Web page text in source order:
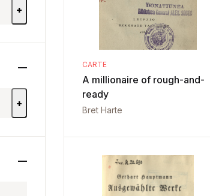
CARTE
A millionaire of rough-and-
ready
Bret Harte
+
+